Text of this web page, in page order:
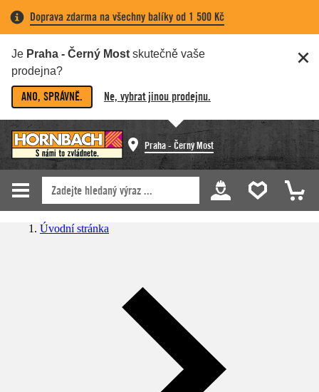
Doprava zdarma na všechny balíky od 1 500 Kč
Je Praha - Černý Most skutečně vaše
prodejna?
ANO, SPRÁVNĚ. Ne, vybrat jinou prodejnu.
Praha - Černý Most
Úvodní stránka